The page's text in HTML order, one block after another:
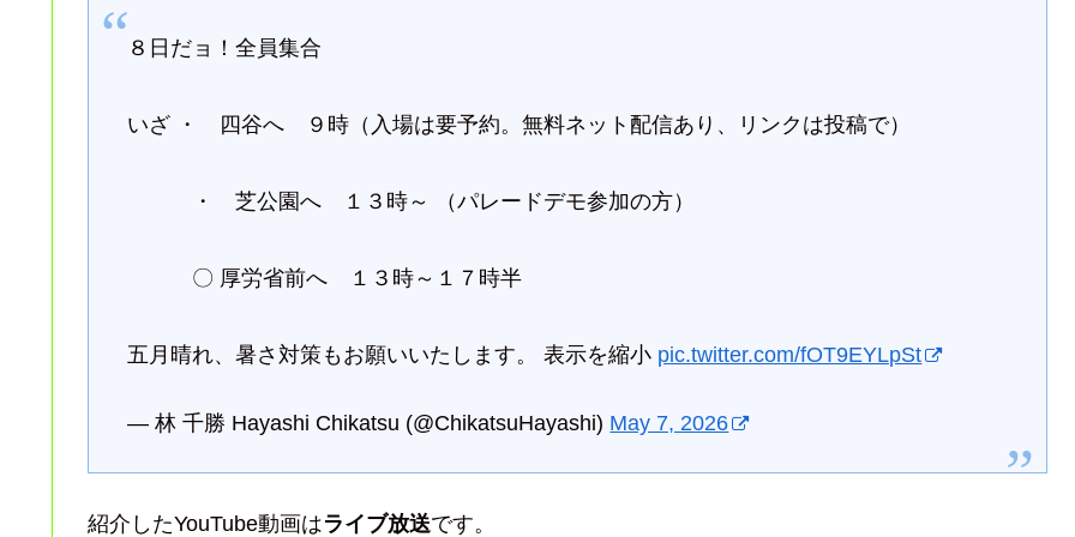
８日だョ！全員集合
いざ ・ 四谷へ ９時（入場は要予約。無料ネット配信あり、リンクは投稿で）
・ 芝公園へ １３時～ （パレードデモ参加の方）
〇 厚労省前へ １３時～１７時半
五月晴れ、暑さ対策もお願いいたします。 表示を縮小 pic.twitter.com/fOT9EYLpSt
— 林 千勝 Hayashi Chikatsu (@ChikatsuHayashi) May 7, 2026
紹介したYouTube動画はライブ放送です。